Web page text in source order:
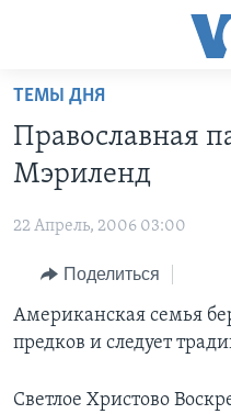
Перейти
основной
контент
Перейти
навигации
Перейти
ПРОГРАММЫ
НОВОСТИ ЗА МИНУТУ
ИТОГИ
ПОЧЕМУ ЭТО ВАЖНО?
ДИСКУССИЯ VOA
ДЕТАЛИ
ПРОЕКТЫ
УЧИМ АНГЛИЙСКИЙ
НАША АМЕРИКАНСКАЯ
А КАК В АМЕРИКЕ?
АРТЕФАКТЫ
АМЕРИКАНСКИЕ
ЭКСПЕРТИЗА
ИНТЕРВЬЮ
ФАКТЫ ПРОТИВ
ЗА СВОБОДУ ПРЕССЫ
УЧИМ АНГЛИЙСКИЙ
ТЕМЫ ДНЯ
Православная
Мэриленд
22 Апрель, 2006 03:00
Поделиться
Американская семья
предков и следует
Светлое Христово